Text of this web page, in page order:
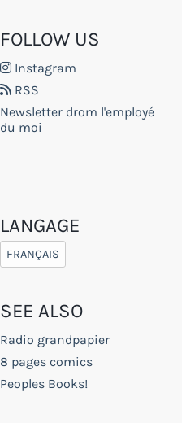
FOLLOW US
Instagram
RSS
Newsletter drom l'employé
du moi
LANGAGE
FRANÇAIS
SEE ALSO
Radio grandpapier
8 pages comics
Peoples Books!